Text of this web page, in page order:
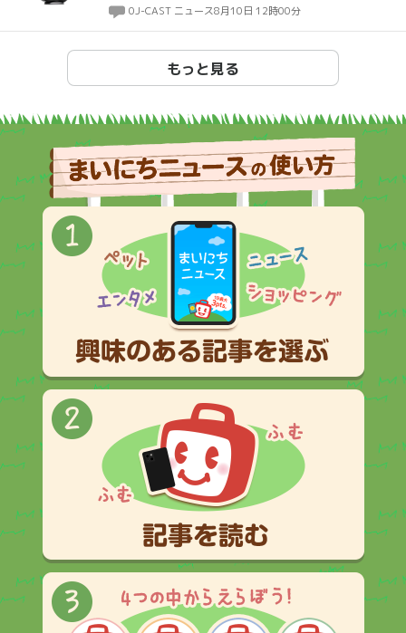
0J-CAST ニュース8月10日 12時00分
もっと見る